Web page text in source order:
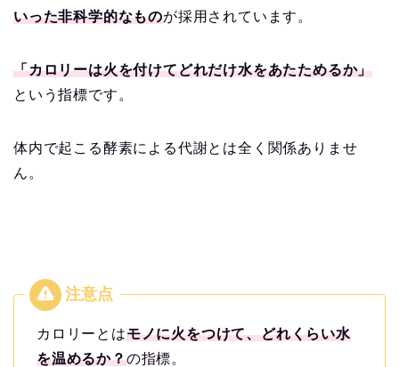
いった非科学的なものが採用されています。
「カロリーは火を付けてどれだけ水をあたためるか」
という指標です。
体内で起こる酵素による代謝とは全く関係ありませ
ん。
カロリーとはモノに火をつけて、どれくらい水
を温めるか？の指標。